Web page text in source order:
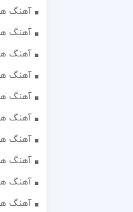
آهنگ
آهنگ
آهنگ
آهنگ
آهنگ
آهنگ
آهنگ
آهنگ
آهنگ
آهنگ